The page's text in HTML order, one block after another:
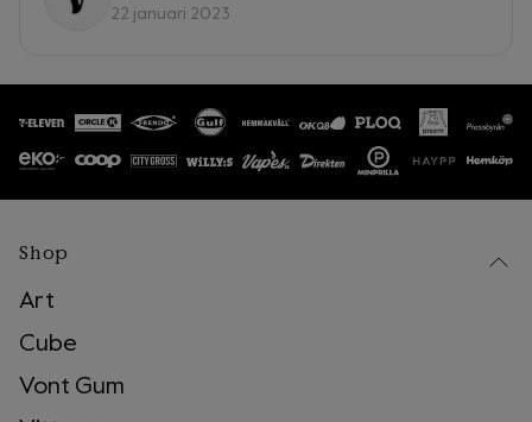
22 januari 2023
Shop
Art
Cube
Vont Gum